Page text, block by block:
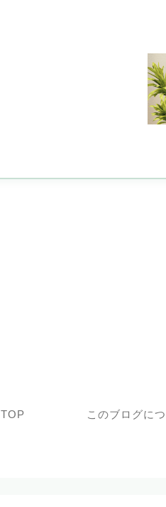
TOP このブログに